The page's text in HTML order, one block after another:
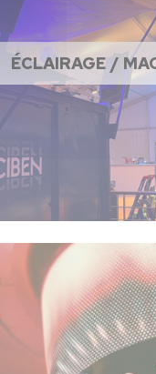
ÉCLAIRAGE /